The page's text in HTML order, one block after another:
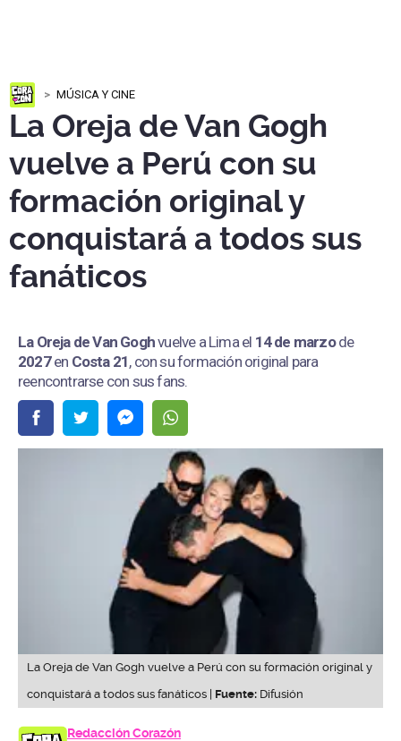
MÚSICA Y CINE
La Oreja de Van Gogh
vuelve a Perú con su
formación original y
conquistará a todos sus
fanáticos
La Oreja de Van Goghvuelve a Lima el 14 de marzode
2027en Costa 21, con su formación original para
reencontrarse con sus fans.
La Oreja de Van Gogh vuelve a Perú con su formación original y
conquistará a todos sus fanáticos | Fuente: Difusión
Redacción Corazón